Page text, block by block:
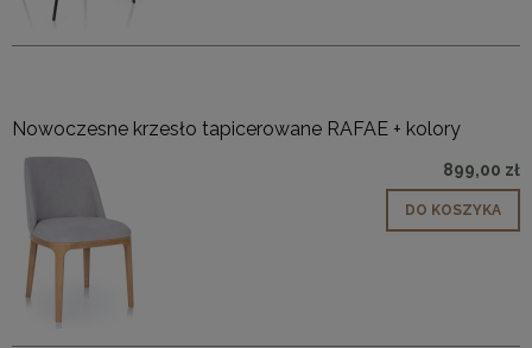
Nowoczesne krzesło tapicerowane RAFAE + kolory
899,00 zł
DO KOSZYKA